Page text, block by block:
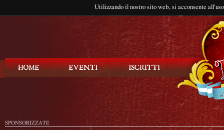
Utilizzando il nostro sito web, si acconsente
SPONSORIZZATE